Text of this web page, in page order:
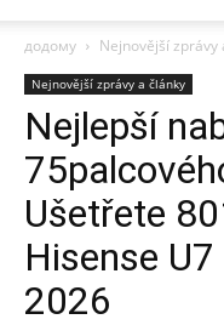
додому Nejnovější zprávy
Nejnovější zprávy a články
Nejlepší
Ušetřete
Hisense
2026